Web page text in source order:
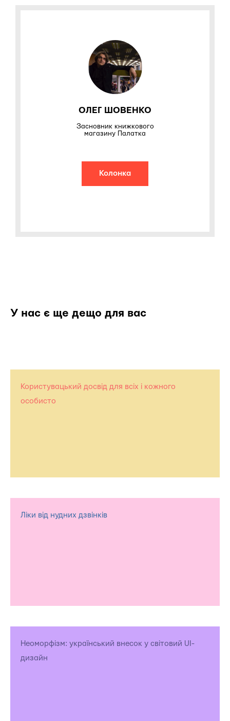
ОЛЕГ ШОВЕНКО
Засновник книжкового
магазину Палатка
Колонка
У нас є ще дещо для вас
Користувацький досвід для всіх і кожного
особисто
Ліки від нудних дзвінків
Неоморфізм: український внесок у світовий UI-
дизайн